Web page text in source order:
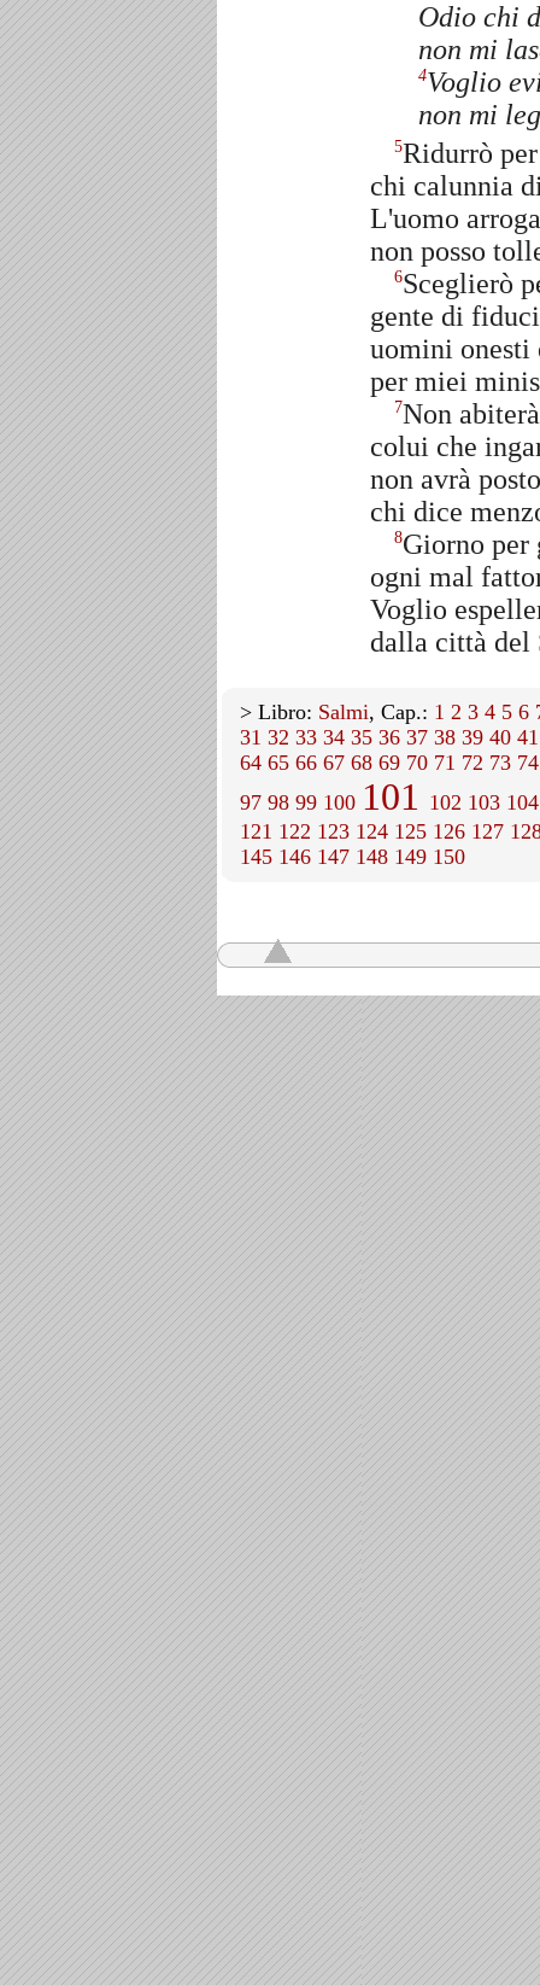
Odio chi
non mi
4Voglio
non mi
5Ridurrò
chi calunnia
L'uomo
non posso
6Sceglierò
gente di
uomini onesti
per miei
7Non
colui che
non avrà
chi dice
8Giorno
ogni mal
Voglio
dalla città del
> Libro: Salmi, Cap.: 1 2 3 4 5 6
31 32 33 34 35 36 37 38 39 40 41
64 65 66 67 68 69 70 71 72 73 74
97 98 99 100 101 102 103 104
121 122 123 124 125 126 127
145 146 147 148 149 150